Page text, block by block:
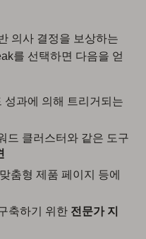
의사 결정을 보상하는
를 선택하면 다음을 얻
성과에 의해 트리거되는
드 클러스터와 같은 도구
춤형 제품 페이지 등에
축하기 위한 전문가 지